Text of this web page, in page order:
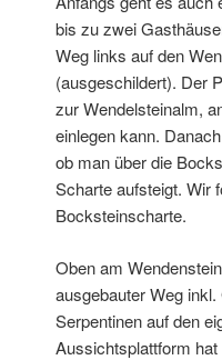
bis zu zwei
Weg links auf den
(ausgeschildert). Der
zur Wendelsteinalm,
einlegen kann.
ob man über die
Scharte aufsteigt. Wir
Bocksteinscharte.
Oben am
ausgebauter Weg
Serpentinen auf den
Aussichtsplattform